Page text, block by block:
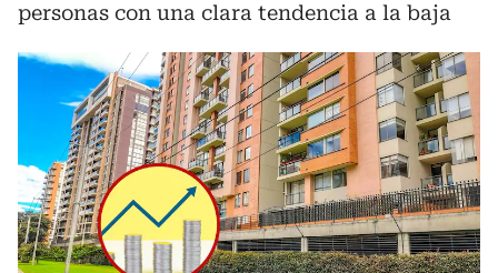
personas con una clara tendencia a la baja